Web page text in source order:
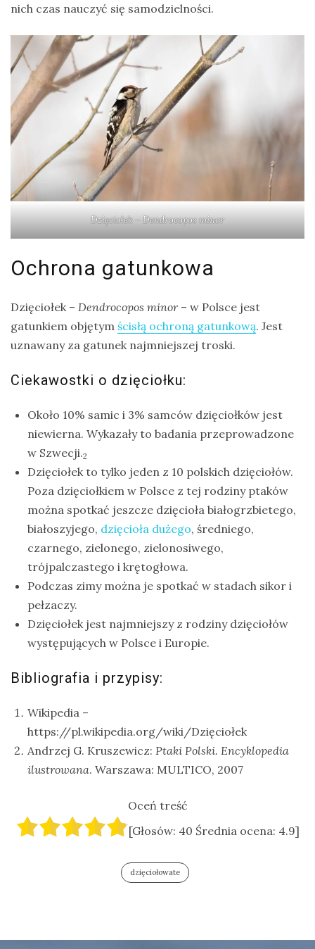
nich czas nauczyć się samodzielności.
Dzięciołek –Dendrocoposminor
Ochrona gatunkowa
Dzięciołek – Dendrocopos minor– w Polsce jest
gatunkiem objętym ścisłą ochroną gatunkową. Jest
uznawany za gatunek najmniejszej troski.
Ciekawostki o dzięciołku:
Około 10% samic i 3% samców dzięciołków jest
niewierna. Wykazały to badania przeprowadzone
w Szwecji.2
Dzięciołek to tylko jeden z 10 polskich dzięciołów.
Poza dzięciołkiem w Polsce z tej rodziny ptaków
można spotkać jeszcze dzięcioła białogrzbietego,
białoszyjego, dzięcioła dużego, średniego,
czarnego, zielonego, zielonosiwego,
trójpalczastego i krętogłowa.
Podczas zimy można je spotkać w stadach sikor i
pełzaczy.
Dzięciołek jest najmniejszy z rodziny dzięciołów
występujących w Polsce i Europie.
Bibliografia i przypisy:
Wikipedia –
https://pl.wikipedia.org/wiki/Dzięciołek
Andrzej G. Kruszewicz: Ptaki Polski. Encyklopedia
ilustrowana. Warszawa: MULTICO, 2007
Oceń treść
[Głosów: 40 Średnia ocena: 4.9]
dzięciołowate